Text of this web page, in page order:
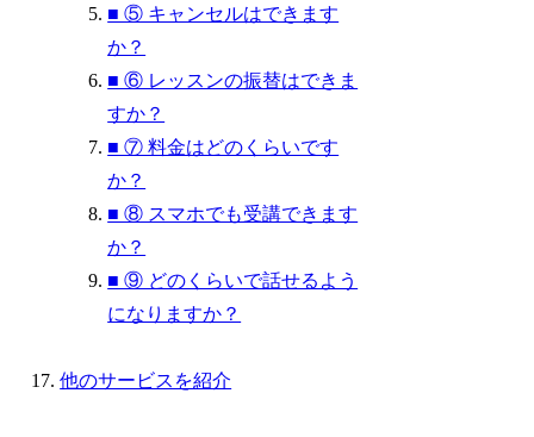
■ ⑤ キャンセルはできます
か？
■ ⑥ レッスンの振替はできま
すか？
■ ⑦ 料金はどのくらいです
か？
■ ⑧ スマホでも受講できます
か？
■ ⑨ どのくらいで話せるよう
になりますか？
他のサービスを紹介